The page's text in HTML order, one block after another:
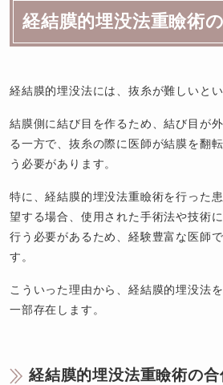
経結膜的埋没法重瞼術
経結膜的埋没法には、抜糸が難しいと
結膜側に結び目を作るため、結び目が
る一方で、抜糸の際に医師が結膜を翻
う必要があります。
特に、経結膜的埋没法重瞼術を行った
望する場合、使用された手術法や技術
行う必要があるため、経験豊富な医師
す。
こういった理由から、経結膜的埋没法
一部存在します。
経結膜的埋没法重瞼術の